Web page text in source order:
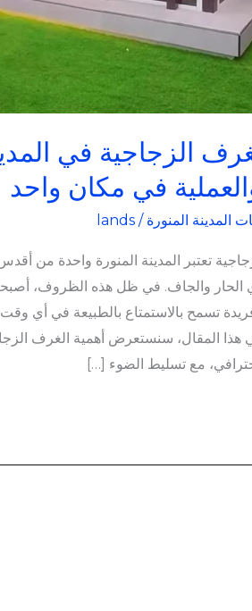
الزجاجية في
في مكان واحد
المدينة المنورة /
lands
تعتبر المدينة المنورة واحدة من
الحار والجاف. في ظل هذه الظروف،
تسمح بالاستمتاع بالطبيعة في أي
هذا المقال، سنستعرض أهمية الغرف
مع تسليط الضوء […]